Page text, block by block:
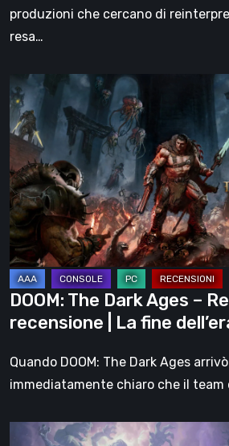
produzioni che cercano di
resa…
DOOM:
The
Dark
Ages
–
Revelations,
la
recensione
|
La
fine
dell’era
dello
Slayer?
DOOM: The Dark Ages –
recensione | La fine
Quando DOOM: The Dark Ages
immediatamente chiaro che il team